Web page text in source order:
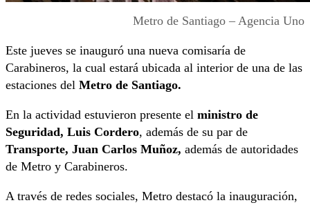
Metro de Santiago – Agencia Uno
Este jueves se inauguró una nueva comisaría de
Carabineros, la cual estará ubicada al interior de una de las
estaciones del Metro de Santiago.
En la actividad estuvieron presente el ministro de
Seguridad, Luis Cordero, además de su par de
Transporte, Juan Carlos Muñoz, además de autoridades
de Metro y Carabineros.
A través de redes sociales, Metro destacó la inauguración,